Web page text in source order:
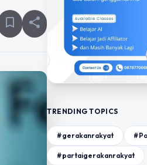
bookmark_border share
TRENDING TOPICS
#gerakanrakyat
#partaigerakanrakyat